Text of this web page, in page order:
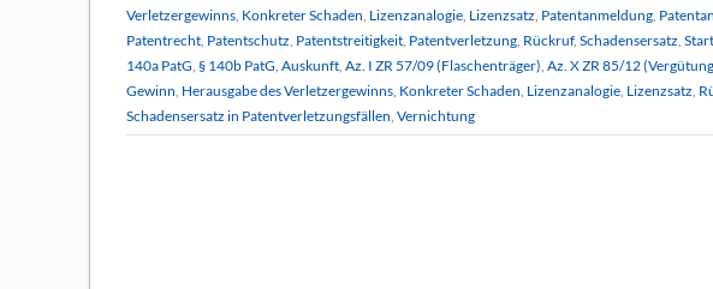
Verletzergewinns, Konkreter Schaden, Lizenzanalogie, Lizenzsatz, Patentanmeldung,
Patentrecht, Patentschutz, Patentstreitigkeit, Patentverletzung, Rückruf, Schadensersatz,
140a PatG, § 140b PatG, Auskunft, Az. I ZR 57/09 (Flaschenträger), Az. X ZR 85/12
Gewinn, Herausgabe des Verletzergewinns, Konkreter Schaden, Lizenzanalogie, Lizenzsatz,
Schadensersatz in Patentverletzungsfällen, Vernichtung